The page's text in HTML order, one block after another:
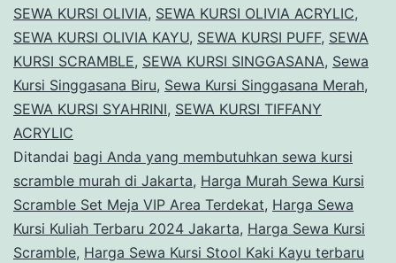
SEWA KURSI OLIVIA, SEWA KURSI OLIVIA ACRYLIC,
SEWA KURSI OLIVIA KAYU, SEWA KURSI PUFF, SEWA
KURSI SCRAMBLE, SEWA KURSI SINGGASANA, Sewa
Kursi Singgasana Biru, Sewa Kursi Singgasana Merah,
SEWA KURSI SYAHRINI, SEWA KURSI TIFFANY
ACRYLIC
Ditandai bagi Anda yang membutuhkan sewa kursi
scramble murah di Jakarta, Harga Murah Sewa Kursi
Scramble Set Meja VIP Area Terdekat, Harga Sewa
Kursi Kuliah Terbaru 2024 Jakarta, Harga Sewa Kursi
Scramble, Harga Sewa Kursi Stool Kaki Kayu terbaru